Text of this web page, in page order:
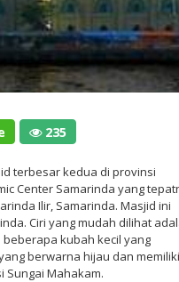
235
terbesar kedua di provinsi
Center Samarinda yang
Ilir, Samarinda. Masjid ini
Ciri yang mudah dilihat
kubah kecil yang
berwarna hijau dan
Sungai Mahakam.